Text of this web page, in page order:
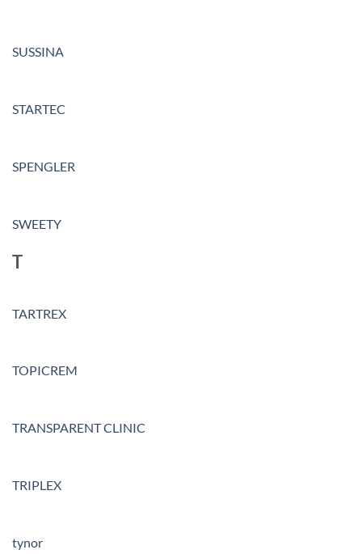
SUSSINA
STARTEC
SPENGLER
SWEETY
T
TARTREX
TOPICREM
TRANSPARENT CLINIC
TRIPLEX
tynor